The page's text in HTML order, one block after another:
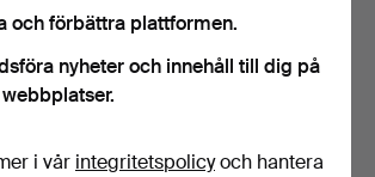
2 bud
och förbättra plattformen.
nyheter och innehåll till dig på
i vår integritetspolicyoch hantera